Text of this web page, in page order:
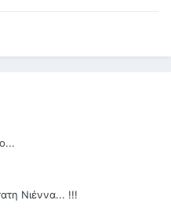
Νιέννα... !!!